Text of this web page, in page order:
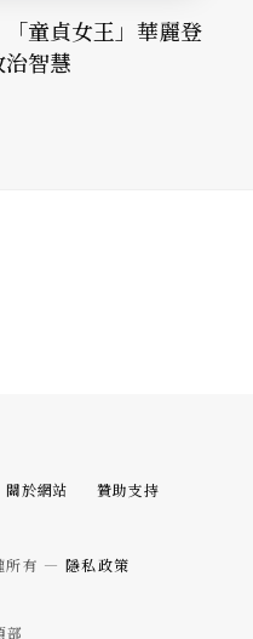
「童貞女王」華麗登
智慧
關於網站 贊助支持
所有 — 隱私政策
部